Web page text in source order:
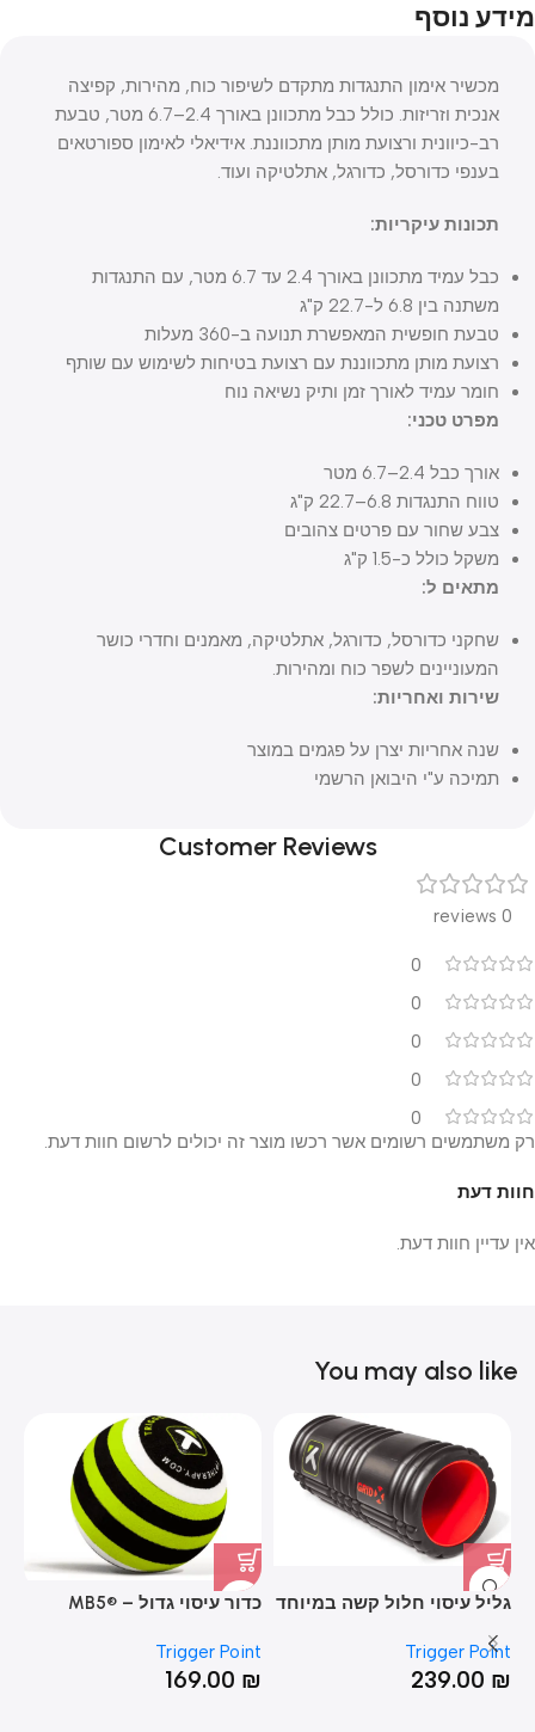
מידע נוסף
מכשיר אימון התנגדות מתקדם לשיפור כוח, מהירות, קפיצה
אנכית וזריזות. כולל כבל מתכוונן באורך 2.4–6.7 מטר, טבעת
רב-כיוונית ורצועת מותן מתכווננת. אידיאלי לאימון ספורטאים
בענפי כדורסל, כדורגל, אתלטיקה ועוד.
תכונות עיקריות:
כבל עמיד מתכוונן באורך 2.4 עד 6.7 מטר, עם התנגדות
משתנה בין 6.8 ל-22.7 ק"ג
טבעת חופשית המאפשרת תנועה ב-360 מעלות
רצועת מותן מתכווננת עם רצועת בטיחות לשימוש עם שותף
חומר עמיד לאורך זמן ותיק נשיאה נוח
מפרט טכני:
אורך כבל 2.4–6.7 מטר
טווח התנגדות 6.8–22.7 ק"ג
צבע שחור עם פרטים צהובים
משקל כולל כ-1.5 ק"ג
מתאים ל:
שחקני כדורסל, כדורגל, אתלטיקה, מאמנים וחדרי כושר
המעוניינים לשפר כוח ומהירות.
שירות ואחריות:
שנה אחריות יצרן על פגמים במוצר
תמיכה ע"י היבואן הרשמי
Customer Reviews
0 reviews
0
0
0
0
0
חוות דעת
אין עדיין חוות דעת.
רק משתמשים רשומים אשר רכשו מוצר זה יכולים לרשום חוות דעת.
You may also like
גליל עיסוי חלול קשה במיוחד
Trigger Point
239.00 ₪
כדור עיסוי גדול – MB5®
Trigger Point
169.00 ₪